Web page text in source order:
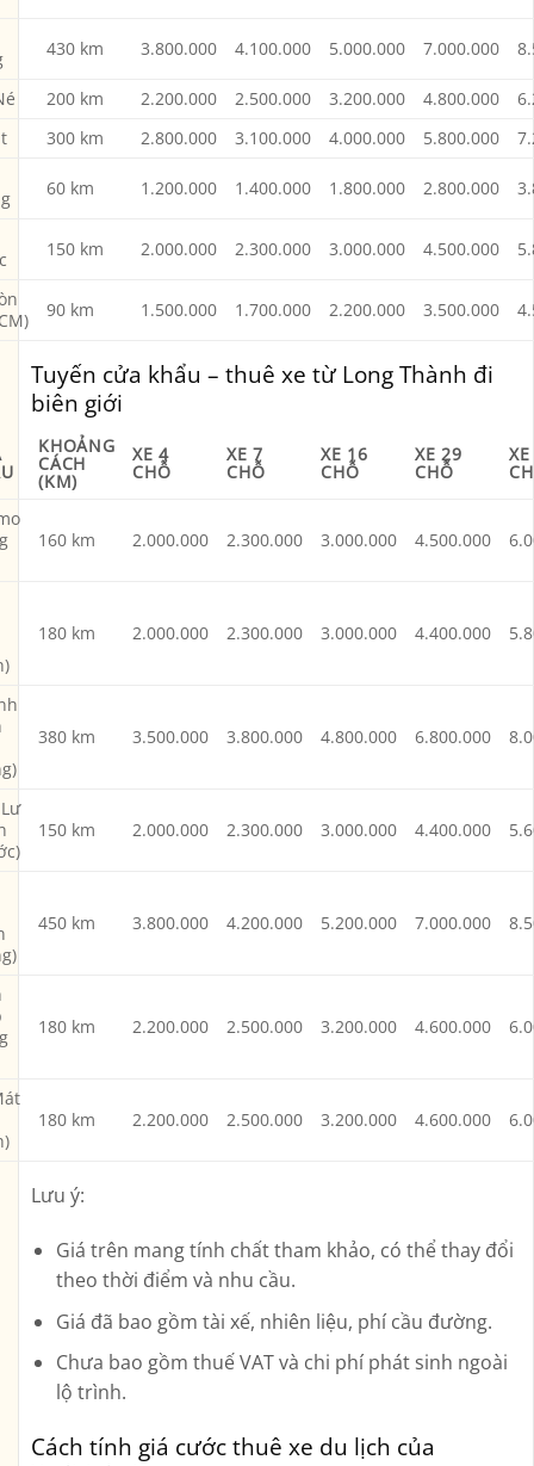
430 km 3.800.000 4.100.000 5.000.000 7.000.000
200 km 2.200.000 2.500.000 3.200.000 4.800.000
300 km 2.800.000 3.100.000 4.000.000 5.800.000
60 km 1.200.000 1.400.000 1.800.000 2.800.000
150 km 2.000.000 2.300.000 3.000.000 4.500.000
90 km 1.500.000 1.700.000 2.200.000 3.500.000
Tuyến cửa khẩu – thuê xe từ Long Thành đi
biên giới
KHOẢNG
CÁCH
(KM)
XE 4
CHỖ
XE 7
CHỖ
XE 16
CHỖ
XE 29
CHỖ
160 km 2.000.000 2.300.000 3.000.000 4.500.000
180 km 2.000.000 2.300.000 3.000.000 4.400.000
380 km 3.500.000 3.800.000 4.800.000 6.800.000
150 km 2.000.000 2.300.000 3.000.000 4.400.000
450 km 3.800.000 4.200.000 5.200.000 7.000.000
180 km 2.200.000 2.500.000 3.200.000 4.600.000
180 km 2.200.000 2.500.000 3.200.000 4.600.000
Lưu ý:
Giá trên mang tính chất tham khảo, có thể thay đổi
theo thời điểm và nhu cầu.
Giá đã bao gồm tài xế, nhiên liệu, phí cầu đường.
Chưa bao gồm thuế VAT và chi phí phát sinh ngoài
lộ trình.
Cách tính giá cước thuê xe du lịch của